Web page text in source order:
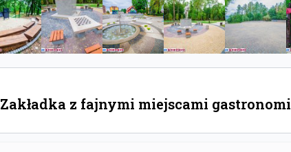
Zakładka z fajnymi miejscami